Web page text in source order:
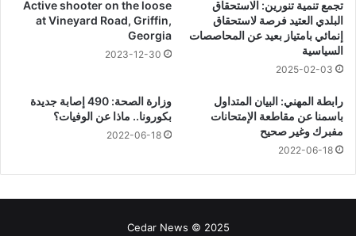
تجمع تنمية تنورين: الاستحقاق
البلدي العتيد فرصة لاستحقاق
إنمائي بامتياز بعيد عن المحاصصات
السياسية
2025-02-03
Active shooter on the loose
at Vineyard Road, Griffin,
Georgia
2023-12-30
رابطة المهني: البيان المتداول
باسمنا عن مقاطعة الإمتحانات
مفبرك وغير صحيح
2022-06-18
وزارة الصحة: 490 إصابة جديدة
بكورونا.. ماذا عن الوفيات؟
2022-06-18
Cedar News © 2025